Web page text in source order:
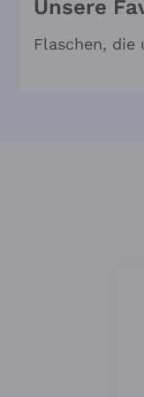
Unsere
Flaschen, die